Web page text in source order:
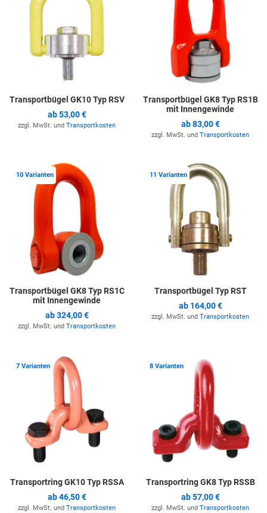
Transportbügel GK10 Typ RSV
ab53,00 €
zzgl. MwSt. und Transportkosten
Transportbügel GK8 Typ RS1B
mit Innengewinde
ab83,00 €
zzgl. MwSt. und Transportkosten
10 Varianten Zur Merkliste hinzufügen
Transportbügel GK8 Typ RS1C
mit Innengewinde
ab324,00 €
zzgl. MwSt. und Transportkosten
11 Varianten
Transportbügel Typ RST
ab 164,00 €
zzgl. MwSt. und Transportkosten
7 Varianten Zur Merkliste hinzufügen
Transportring GK10 Typ RSSA
ab46,50 €
zzgl. MwSt. und Transportkosten
8 Varianten
Transportring GK8 Typ RSSB
ab57,00 €
zzgl. MwSt. und Transportkosten